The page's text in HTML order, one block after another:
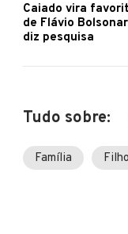
Caiado vira
de Flávio
diz pesquisa
Tudo sobre:
Família